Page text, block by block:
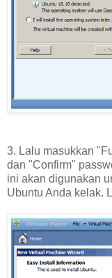
3. Lalu masukkan
dan "Confirm"
ini akan digunakan
Ubuntu Anda kelak.